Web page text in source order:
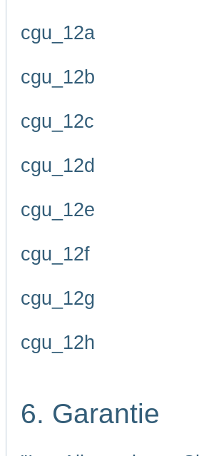
cgu_12a
cgu_12b
cgu_12c
cgu_12d
cgu_12e
cgu_12f
cgu_12g
cgu_12h
6. Garantie